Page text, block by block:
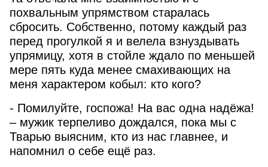
похвальным упрямством старалась
сбросить. Собственно, потому каждый раз
перед прогулкой я и велела взнуздывать
упрямицу, хотя в стойле ждало по меньшей
мере пять куда менее смахивающих на
меня характером кобыл: кто кого?
- Помилуйте, госпожа! На вас одна надёжа!
– мужик терпеливо дождался, пока мы с
Тварью выясним, кто из нас главнее, и
напомнил о себе ещё раз.